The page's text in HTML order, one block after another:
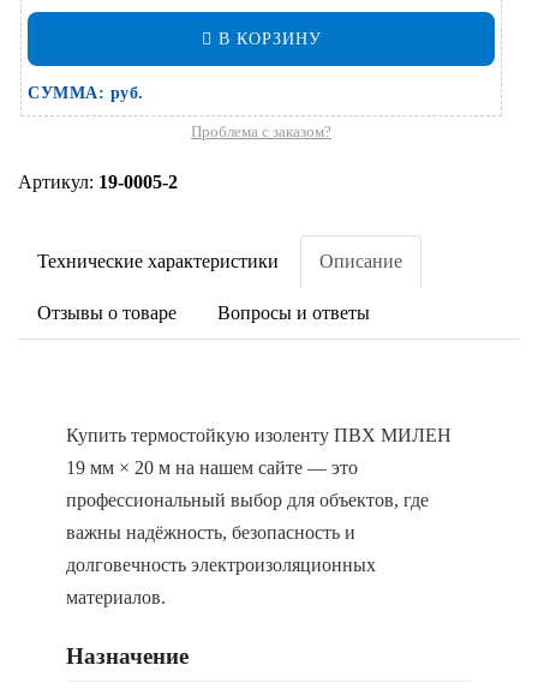
В КОРЗИНУ
СУММА: руб.
Проблема с заказом?
Артикул: 19-0005-2
Технические характеристики Описание
Отзывы о товаре Вопросы и ответы
Купить термостойкую изоленту ПВХ МИЛЕН
19 мм × 20 м на нашем сайте — это
профессиональный выбор для объектов, где
важны надёжность, безопасность и
долговечность электроизоляционных
материалов.
Назначение